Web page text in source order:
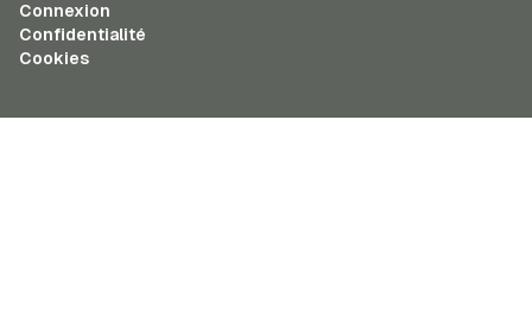
Connexion
Confidentialité
Cookies